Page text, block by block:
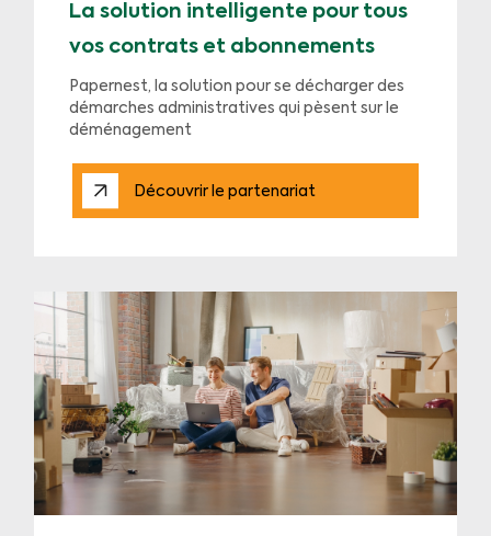
La solution intelligente pour tous
vos contrats et abonnements
Papernest, la solution pour se décharger des
démarches administratives qui pèsent sur le
déménagement
Découvrir le partenariat